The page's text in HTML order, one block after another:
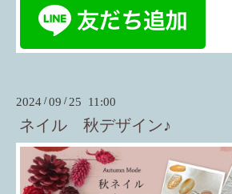
2024 /09 / 25 11:00
ネイル 秋デザイン♪